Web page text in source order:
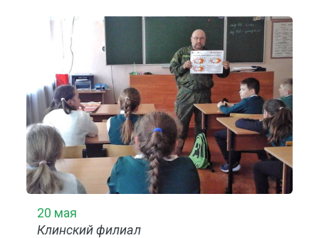
20 мая
Клинский филиал